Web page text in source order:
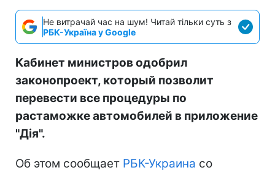
Не витрачай час на шум! Читай тільки суть з
РБК-Україна у Google
Кабинет министров одобрил
законопроект, который позволит
перевести все процедуры по
растаможке автомобилей в приложение
"Дія".
Об этом сообщает РБК-Украина со